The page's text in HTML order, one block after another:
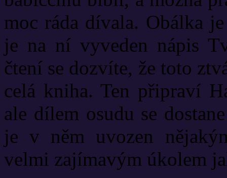
moc ráda dívala. Obálka
je na ní vyveden nápis
čtení se dozvíte, že toto
celá kniha. Ten připraví
ale dílem osudu se
je v něm uvozen
velmi zajímavým úkolem